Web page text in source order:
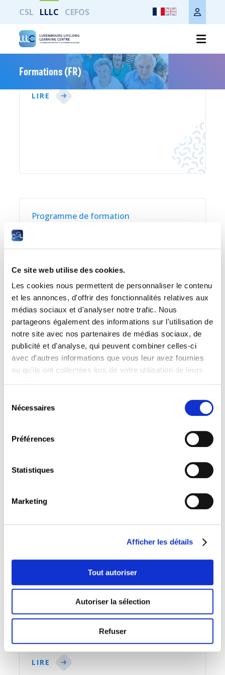
Ce site web utilise des cookies.
Les cookies nous permettent de personnaliser le contenu
et les annonces, d'offrir des fonctionnalités relatives aux
médias sociaux et d'analyser notre trafic. Nous
partageons également des informations sur l'utilisation de
notre site avec nos partenaires de médias sociaux, de
publicité et d'analyse, qui peuvent combiner celles-ci
avec d'autres informations que vous leur avez fournies
ou qu'ils ont collectées lors de votre utilisation de leurs
Nécessaires
Préférences
Statistiques
Marketing
Afficher les détails
Tout autoriser
Autoriser la sélection
Refuser
CSL LLLC CEFOS
Formations (FR)
Présentation
LIRE
Programme de formation
Inscription
Télécharger la brochure
Conditions générales
LIRE